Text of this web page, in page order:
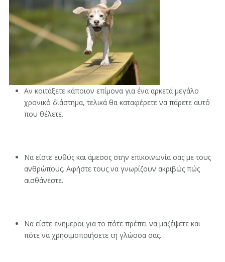
Αν κοιτάξετε κάποιον επίμονα για ένα αρκετά μεγάλο
χρονικό διάστημα, τελικά θα καταφέρετε να πάρετε αυτό
που θέλετε.
Να είστε ευθύς και άμεσος στην επικοινωνία σας με τους
ανθρώπους. Αφήστε τους να γνωρίζουν ακριβώς πώς
αισθάνεστε.
Να είστε ενήμεροι για το πότε πρέπει να μαζέψετε και
πότε να χρησιμοποιήσετε τη γλώσσα σας.